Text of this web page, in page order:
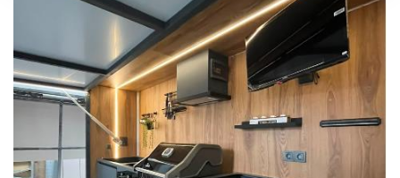
Türksat 3A Uydu Hizmetlerine Son Dönem
Uyarısı: Kanal Güncellemeleri Şart Halinde